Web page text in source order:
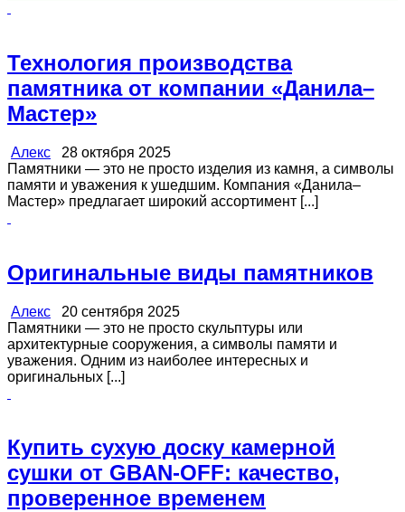
Технология производства
памятника от компании «Данила–
Мастер»
Алекс 28 октября 2025
Памятники — это не просто изделия из камня, а символы
памяти и уважения к ушедшим. Компания «Данила–
Мастер» предлагает широкий ассортимент [...]
Оригинальные виды памятников
Алекс 20 сентября 2025
Памятники — это не просто скульптуры или
архитектурные сооружения, а символы памяти и
уважения. Одним из наиболее интересных и
оригинальных [...]
Купить сухую доску камерной
сушки от GBAN-OFF: качество,
проверенное временем